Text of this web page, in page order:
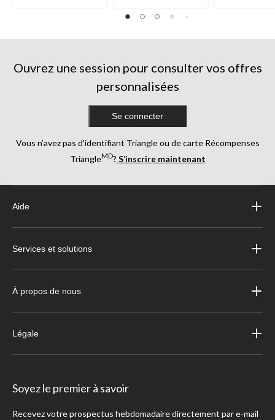
Ouvrez une session pour consulter vos offres
personnalisées
Se connecter
Vous n’avez pas d’identifiant Triangle ou de carte Récompenses
TriangleMD? S’inscrire maintenant
Aide
Services et solutions
À propos de nous
Légale
Soyez le premier à savoir
Recevez votre prospectus hebdomadaire directement par e-mail